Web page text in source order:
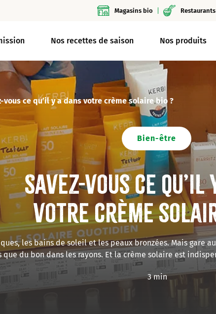
Magasins bio
Nos recettes de saison Nos produits
vous ce qu’il y a dans votre crème solaire bio ?
Bien-être
Savez-vous ce qu’il
votre crème
les bains de soleil et les peaux bronzées. Mais gare
que du bon dans les rayons. Et la crème solaire est
3 min